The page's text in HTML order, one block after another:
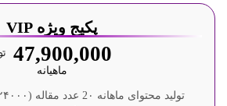
پکیج ویژه VIP
47,900,000
ماهیانه
تولید محتوای ماهانه 2۰ عدد مقاله (۲۴۰۰۰ کلمه)